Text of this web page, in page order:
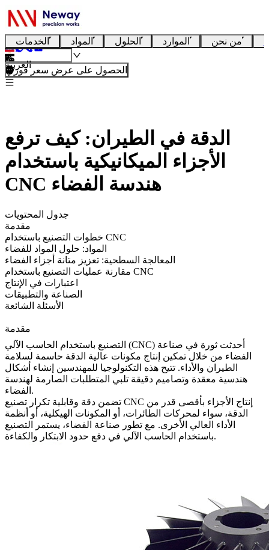
الخدمات المواد الحلول الموارد من نحن
العربية
الحصول على عرض سعر فوري
الدقة في الطيران: كيف ترفع
الأجزاء الميكانيكية باستخدام
CNC هندسة الفضاء
جدول المحتويات
مقدمة
خطوات التصنيع باستخدام CNC
المواد: حلول المواد للفضاء
المعالجة السطحية: تعزيز متانة أجزاء الفضاء
مقارنة عمليات التصنيع باستخدام CNC
اعتبارات في الإنتاج
الصناعة والتطبيقات
الأسئلة الشائعة
مقدمة
التصنيع باستخدام الحاسب الآلي (CNC)
الفضاء من خلال تمكين إنتاج مكونات عالية الدقة حاسمة لسلامة
الطيران والأداء. تتيح هذه التكنولوجيا للمهندسين إنشاء أشكال
هندسية معقدة وتصاميم دقيقة تلبي المتطلبات الصارمة لهندسة
الفضاء.
تضمن دقة وقابلية تكرار تصنيع CNC
الدقة، سواء لمحركات الطائرات، أو المكونات الهيكلية، أو أنظمة
الأداء العالي الأخرى. مع تطور صناعة الفضاء، يستمر التصنيع
باستخدام الحاسب الآلي في دفع حدود الابتكار والكفاءة.